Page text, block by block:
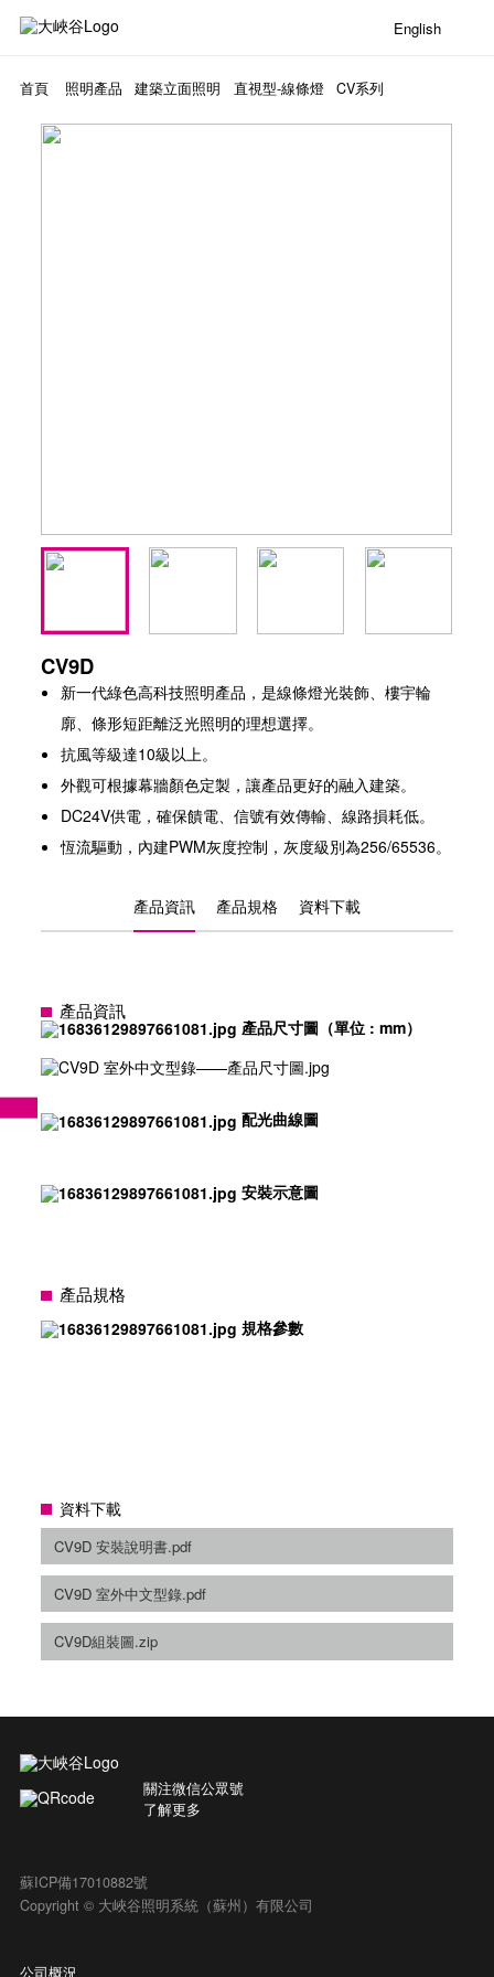
English
首頁 照明產品 建築立面照明 直視型-線條燈 CV系列
CV9D
新一代綠色高科技照明產品，是線條燈光裝飾、樓宇輪
廓、條形短距離泛光照明的理想選擇。
抗風等級達10級以上。
外觀可根據幕牆顏色定製，讓產品更好的融入建築。
DC24V供電，確保饋電、信號有效傳輸、線路損耗低。
恆流驅動，內建PWM灰度控制，灰度級別為256/65536。
產品資訊 產品規格 資料下載
產品資訊
產品尺寸圖（單位 : mm）
配光曲線圖
安裝示意圖
產品規格
規格參數
資料下載
CV9D 安裝說明書.pdf
CV9D 室外中文型錄.pdf
CV9D組裝圖.zip
關注微信公眾號
了解更多
蘇ICP備17010882號
Copyright © 大峽谷照明系統（蘇州）有限公司
公司概況